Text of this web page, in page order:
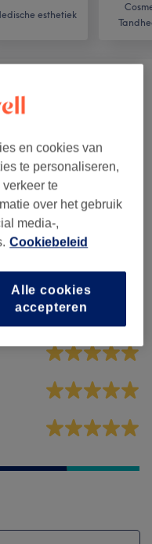
esthetiek
vanaf €25
42 reviews
en cookies van
te personaliseren,
te
over het gebruik
media-,
Cookiebeleid
Alle cookies
accepteren